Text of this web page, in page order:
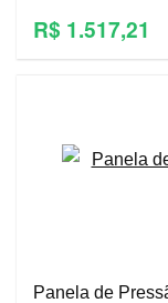
R$ 1.517,21
Panela de